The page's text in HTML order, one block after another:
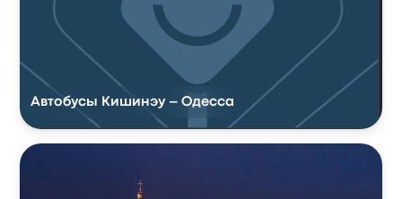
Автобусы Кишинэу – Одесса